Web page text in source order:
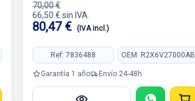
70,00 €
66,50 € sin IVA.
80,47 € (IVA incl.)
Ref: 7836488 OEM: R2X6V27000AB
Garantía 1 año Envío 24-48h